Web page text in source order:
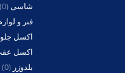
شاسی(0)
فنر و
اکسل جلو
اکسل
بلدوزر (0)